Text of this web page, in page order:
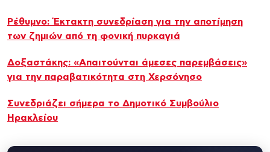
Ρέθυμνο: Έκτακτη συνεδρίαση για την αποτίμηση
των ζημιών από τη φονική πυρκαγιά
Δοξαστάκης: «Απαιτούνται άμεσες παρεμβάσεις»
για την παραβατικότητα στη Χερσόνησο
Συνεδριάζει σήμερα το Δημοτικό Συμβούλιο
Ηρακλείου